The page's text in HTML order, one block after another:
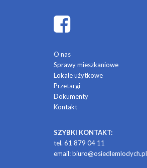
O nas
Sprawy mieszkaniowe
Lokale użytkowe
Przetargi
Dokumenty
Kontakt
SZYBKI KONTAKT:
tel. 61 879 04 11
email:biuro@osiedlemlodych.pl